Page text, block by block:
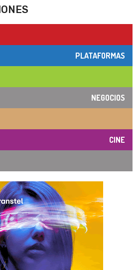
PLATAFORMAS
NEGOCIOS
CINE